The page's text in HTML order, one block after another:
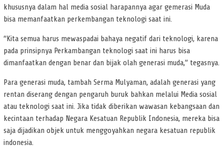
khususnya dalam hal media sosial harapannya agar gemerasi Muda
bisa memanfaatkan perkembangan teknologi saat ini.
“Kita semua harus mewaspadai bahaya negatif dari teknologi, karena
pada prinsipnya Perkambangan teknologi saat ini harus bisa
dimanfaatkan dengan benar dan bijak olah generasi muda,” tegasnya.
Para generasi muda, tambah Serma Mulyaman, adalah generasi yang
rentan diserang dengan pengaruh buruk bahkan melalui Media sosial
atau teknologi saat ini. Jika tidak diberikan wawasan kebangsaan dan
kecintaan terhadap Negara Kesatuan Republik Indonesia, mereka bisa
saja dijadikan objek untuk menggoyahkan negara kesatuan republik
indonesia.